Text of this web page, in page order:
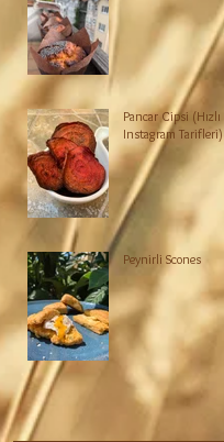
Pancar Cipsi (Hızlı
Instagram Tarifleri)
Peynirli Scones